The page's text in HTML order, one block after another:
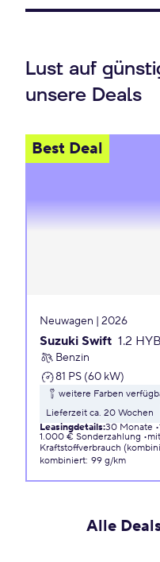
Lust auf
unsere Deals
Best Deal
Neuwagen | 2026
Suzuki Swift 1.2
Benzin
81 PS (60 kW)
weitere Farben
Lieferzeit ca. 20 Wochen
Leasingdetails:30 Monate
1.000 € Sonderzahlung
Kraftstoffverbrauch
kombiniert: 99 g/km
Alle